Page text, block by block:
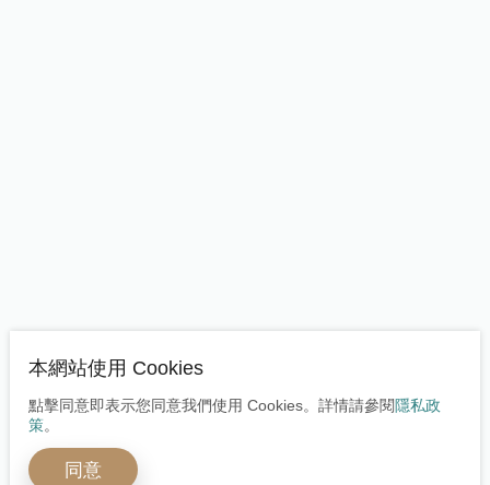
本網站使用 Cookies
點擊同意即表示您同意我們使用 Cookies。詳情請參閱隱私政
策。
同意